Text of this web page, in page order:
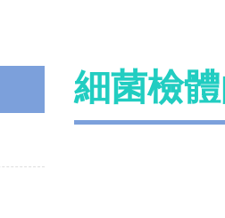
細菌檢